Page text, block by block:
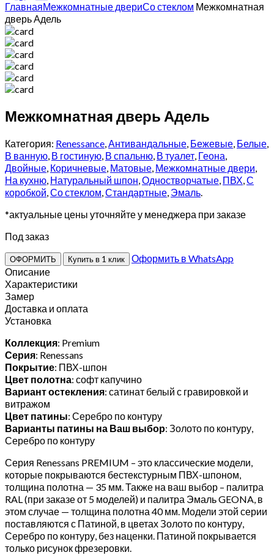
ГлавнаяМежкомнатные двериСо стеклом Межкомнатная
дверь Адель
Межкомнатная дверь Адель
Категория: Renessance,Антивандальные, Бежевые, Белые,
В ванную, В гостиную, В спальню, В туалет, Геона,
Двойные, Коричневые, Матовые, Межкомнатные двери,
На кухню, Натуральный шпон,Одностворчатые, ПВХ,С
коробкой,Со стеклом,Стандартные, Эмаль.
*актуальные цены уточняйте у менеджера при заказе
Под заказ
ОФОРМИТЬ Купить в 1 клик
Оформить в WhatsApp
Описание
Характеристики
Замер
Доставка и оплата
Установка
Коллекция: Premium
Серия: Renessans
Покрытие: ПВХ-шпон
Цвет полотна: софт капучино
Вариант остекления: сатинат белый с гравировкой и
витражом
Цвет патины: Серебро по контуру
Варианты патины на Ваш выбор: Золото по контуру,
Серебро по контуру
Серия Renessans PREMIUM – это классические модели,
которые покрываются бестекстурным ПВХ-шпоном,
толщина полотна — 35 мм. Также на ваш выбор – палитра
RAL (при заказе от 5 моделей) и палитра Эмаль GEONA, в
этом случае — толщина полотна 40 мм. Модели этой серии
поставляются с Патиной, в цветах Золото по контуру,
Серебро по контуру, без наценки. Патиной покрывается
только рисунок фрезеровки.